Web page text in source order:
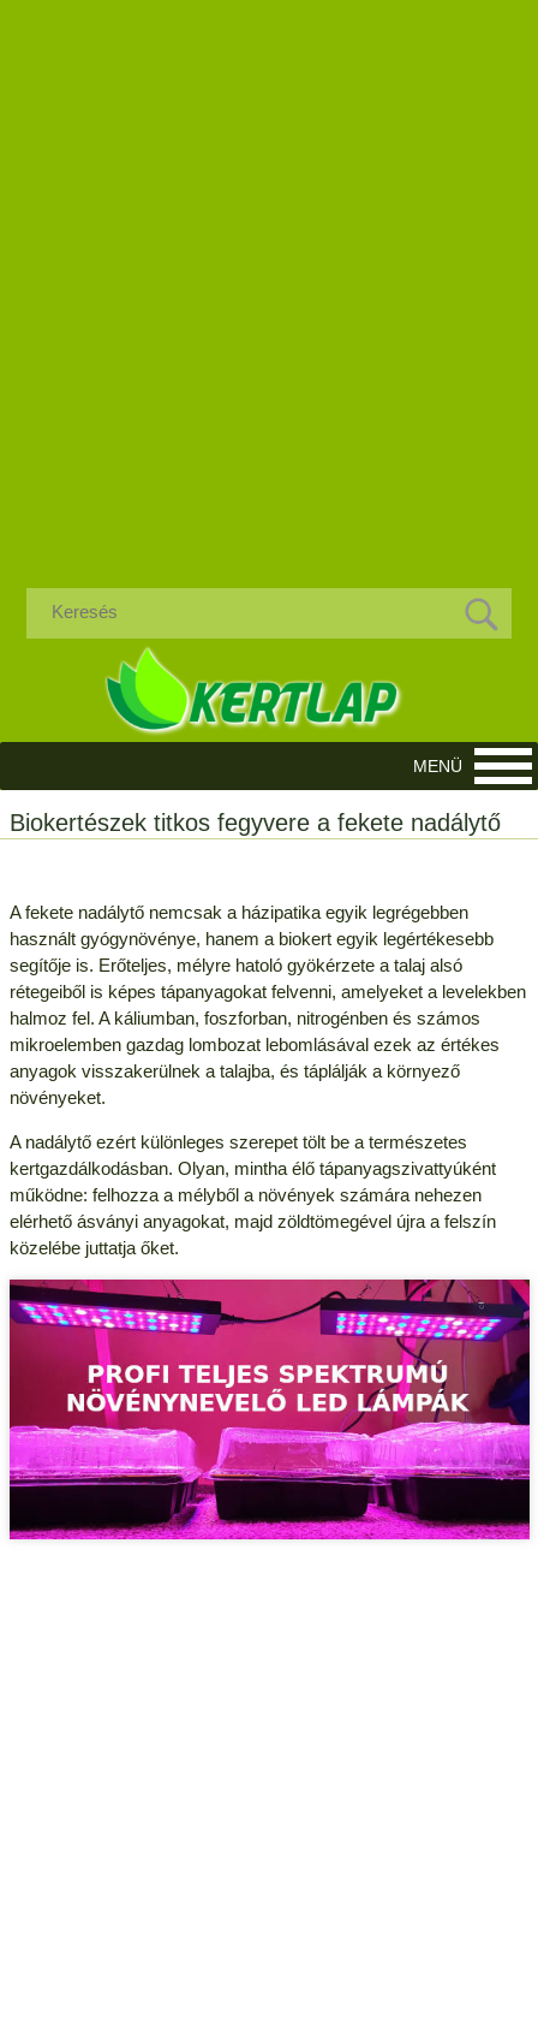
Biokertészek titkos fegyvere a fekete nadálytő
A fekete nadálytő nemcsak a házipatika egyik legrégebben
használt gyógynövénye, hanem a biokert egyik legértékesebb
segítője is. Erőteljes, mélyre hatoló gyökérzete a talaj alsó
rétegeiből is képes tápanyagokat felvenni, amelyeket a levelekben
halmoz fel. A káliumban, foszforban, nitrogénben és számos
mikroelemben gazdag lombozat lebomlásával ezek az értékes
anyagok visszakerülnek a talajba, és táplálják a környező
növényeket.
A nadálytő ezért különleges szerepet tölt be a természetes
kertgazdálkodásban. Olyan, mintha élő tápanyagszivattyúként
működne: felhozza a mélyből a növények számára nehezen
elérhető ásványi anyagokat, majd zöldtömegével újra a felszín
közelébe juttatja őket.